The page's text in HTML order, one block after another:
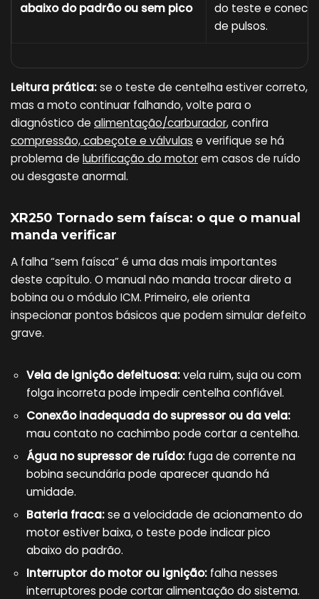
abaixo do padrão ou sem pico
do teste e
de pulsos.
Leitura prática:se o teste de centelha estiver correto,
mas a moto continuar falhando, volte para o
diagnóstico de alimentação/carburador, confira
compressão, cabeçote e válvulas e verifique se há
problema de lubrificação do motorem casos de ruído
ou desgaste anormal.
XR250 Tornado sem faísca: o que o manual
manda verificar
A falha “sem faísca” é uma das mais importantes
deste capítulo. O manual não manda trocar direto a
bobina ou o módulo ICM. Primeiro, ele orienta
inspecionar pontos básicos que podem simular defeito
grave.
Vela de ignição defeituosa:vela ruim, suja ou com
folga incorreta pode impedir centelha confiável.
Conexão inadequada do supressor ou da vela:
mau contato no cachimbo pode cortar a centelha.
Água no supressor de ruído: fuga de corrente na
bobina secundária pode aparecer quando há
umidade.
Bateria fraca:se a velocidade de acionamento do
motor estiver baixa, o teste pode indicar pico
abaixo do padrão.
Interruptor do motor ou ignição: falha nesses
interruptores pode cortar alimentação do sistema.